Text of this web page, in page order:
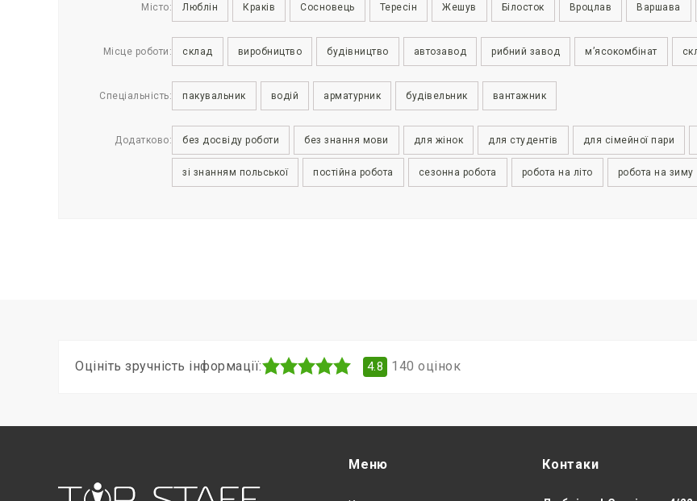
Місто: Люблін Краків Сосновець Тересін Жешув Білосток Вроцлав Варшава
Місце роботи: склад виробництво будівництво автозавод рибний завод м’ясокомбінат
Спеціальність: пакувальник водій арматурник будівельник вантажник
Додатково: без досвіду роботи без знання мови для жінок для студентів для сімейної пари
зі знанням польської постійна робота сезонна робота робота на літо робота на зиму
Оцініть зручність інформації: 4.8 140 оцінок
Меню Контаки